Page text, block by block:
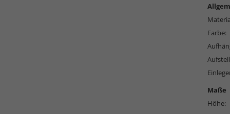
Farbe:
Maße
Höhe: